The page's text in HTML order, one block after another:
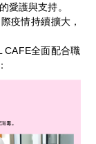
愛護與支持。
疫情持續擴大，
CAFE全面配合職